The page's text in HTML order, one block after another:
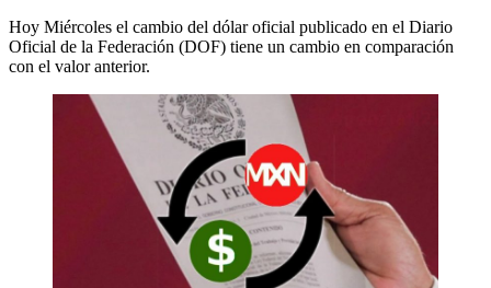
Hoy Miércoles el cambio del dólar oficial publicado en el Diario
Oficial de la Federación (DOF) tiene un cambio en comparación
con el valor anterior.